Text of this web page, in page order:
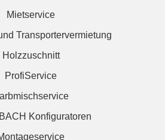
Mietservice
Transportervermietung
Holzzuschnitt
ProfiService
Konfiguratoren